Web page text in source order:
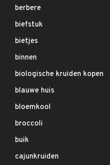
berbere
biefstuk
bietjes
binnen
biologische kruiden kopen
blauwe huis
bloemkool
broccoli
buik
cajunkruiden